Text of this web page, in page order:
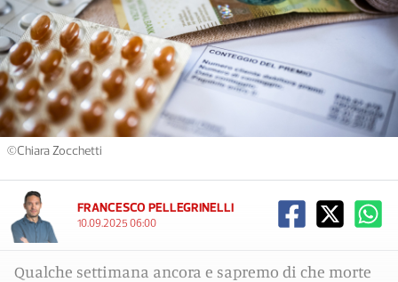
©Chiara Zocchetti
FRANCESCO PELLEGRINELLI
10.09.2025 06:00
Qualche settimana ancora e sapremo di che morte